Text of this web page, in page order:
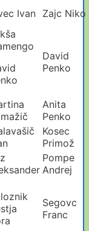
Ivan Zajc Niko
David
Penko
Anita
Penko
Kosec
Primož
Pompe
Andrej
Segovc
Franc